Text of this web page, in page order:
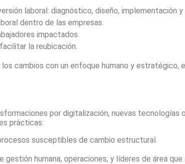
laboral: diagnóstico, diseño, implementación y
dentro de las empresas.
impactados.
la reubicación.
cambios con un enfoque humano y
por digitalización, nuevas
prácticas:
susceptibles de cambio estructural.
gestión humana, operaciones, y líderes de área que